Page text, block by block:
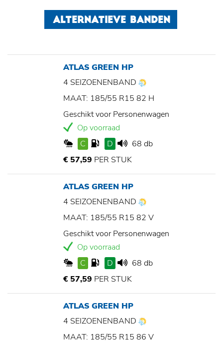
ALTERNATIEVE BANDEN
ATLAS GREEN HP
4 SEIZOENENBAND
MAAT: 185/55 R15 82 H
Geschikt voor Personenwagen
Op voorraad
C
D
68 db
€ 57,59 PER STUK
ATLAS GREEN HP
4 SEIZOENENBAND
MAAT: 185/55 R15 82 V
Geschikt voor Personenwagen
Op voorraad
C
D
68 db
€ 57,59 PER STUK
ATLAS GREEN HP
4 SEIZOENENBAND
MAAT: 185/55 R15 86 V